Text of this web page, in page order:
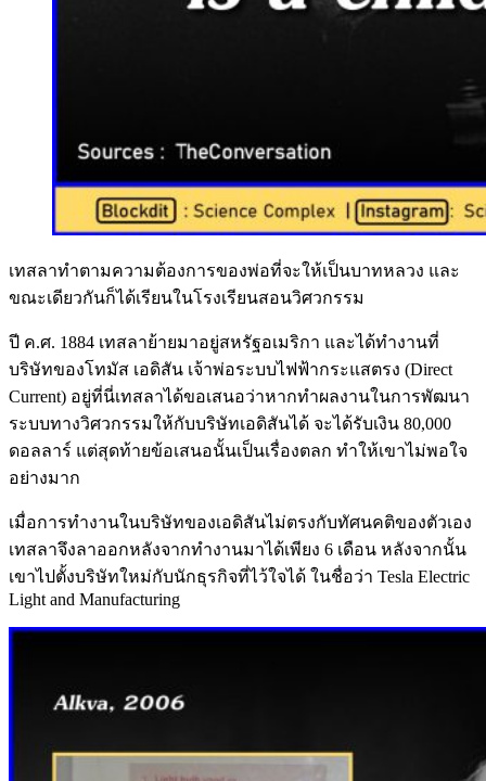
เทสลาทำตามความต้องการของพ่อที่จะให้เป็นบาทหลวง และ
ขณะเดียวกันก็ได้เรียนในโรงเรียนสอนวิศวกรรม
ปี ค.ศ. 1884 เทสลาย้ายมาอยู่สหรัฐอเมริกา และได้ทำงานที่
บริษัทของโทมัส เอดิสัน เจ้าพ่อระบบไฟฟ้ากระแสตรง (Direct
Current) อยู่ที่นี่เทสลาได้ขอเสนอว่าหากทำผลงานในการพัฒนา
ระบบทางวิศวกรรมให้กับบริษัทเอดิสันได้ จะได้รับเงิน 80,000
ดอลลาร์ แต่สุดท้ายข้อเสนอนั้นเป็นเรื่องตลก ทำให้เขาไม่พอใจ
อย่างมาก
เมื่อการทำงานในบริษัทของเอดิสันไม่ตรงกับทัศนคติของตัวเอง
เทสลาจึงลาออกหลังจากทำงานมาได้เพียง 6 เดือน หลังจากนั้น
เขาไปตั้งบริษัทใหม่กับนักธุรกิจที่ไว้ใจได้ ในชื่อว่า Tesla Electric
Light and Manufacturing